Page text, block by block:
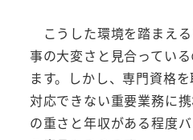
こうした環境を踏まえ
事の大変さと見合ってい
ます。しかし、専門資格
対応できない重要業務に
の重さと年収がある程度